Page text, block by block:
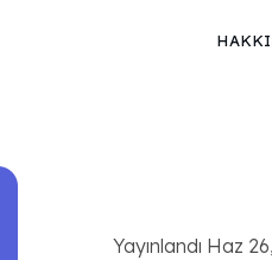
Yayınlandı Haz